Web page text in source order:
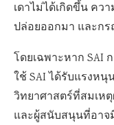
เดาไม่ได้เกิดขึ้น คว
ปล่อยออกมา และก
โดยเฉพาะหาก SAI
ใช้ SAI ได้รับแรงห
วิทยาศาสตร์ที่สมเห
และผู้สนับสนุนที่อาจ